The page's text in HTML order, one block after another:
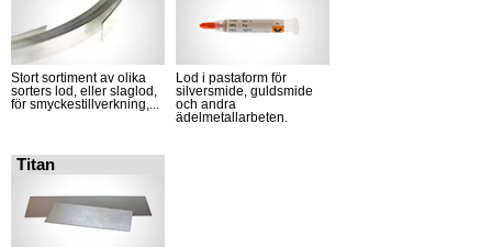
Stort sortiment av olika
sorters lod, eller slaglod,
för smyckestillverkning,...
Lod i pastaform för
silversmide, guldsmide
och andra
ädelmetallarbeten.
Titan